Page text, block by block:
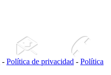
- Política de privacidad - Política